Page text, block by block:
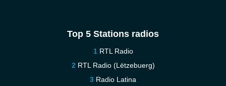
Top 5 Stations radios
RTL Radio
RTL Radio (Lëtzebuerg)
Radio Latina